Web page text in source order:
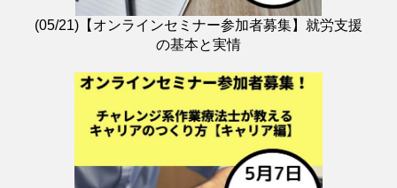
(05/21)【オンラインセミナー参加者募集】就労支援
の基本と実情